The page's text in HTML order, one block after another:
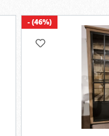
- (46%)